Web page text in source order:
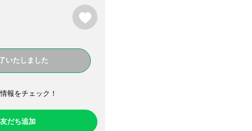
いたしました
報をチェック！​
だち追加